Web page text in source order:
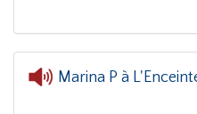
Marina P à